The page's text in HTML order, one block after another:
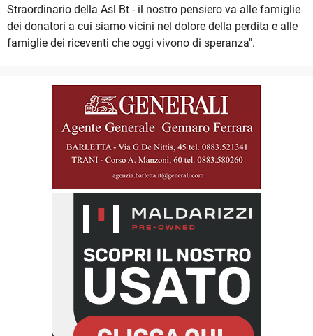
Straordinario della Asl Bt - il nostro pensiero va alle famiglie
dei donatori a cui siamo vicini nel dolore della perdita e alle
famiglie dei riceventi che oggi vivono di speranza".